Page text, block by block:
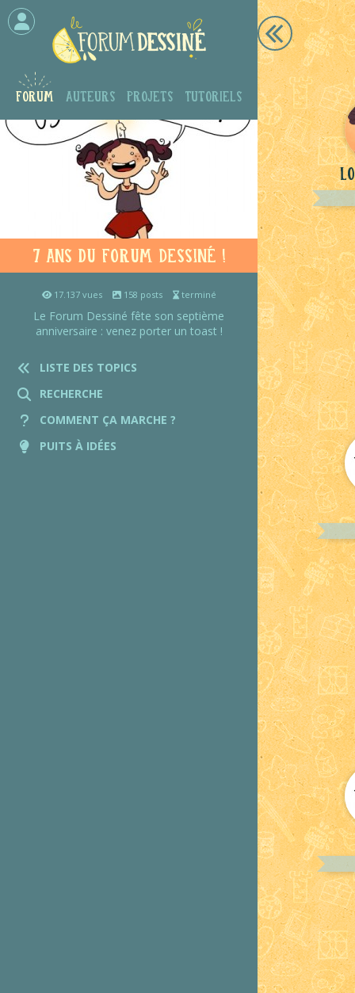
Forum Auteurs Projets Tutoriels
7 ans du Forum Dessiné !
17.137 vues 158 posts terminé
Le Forum Dessiné fête son septième
anniversaire : venez porter un toast !
LISTE DES TOPICS
RECHERCHE
COMMENT ÇA MARCHE ?
PUITS À IDÉES